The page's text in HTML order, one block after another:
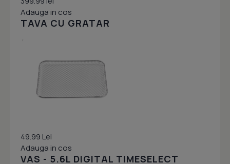
Adauga in cos
TAVA CU GRATAR
49.99 Lei
Adauga in cos
VAS - 5.6L DIGITAL TIMESELECT